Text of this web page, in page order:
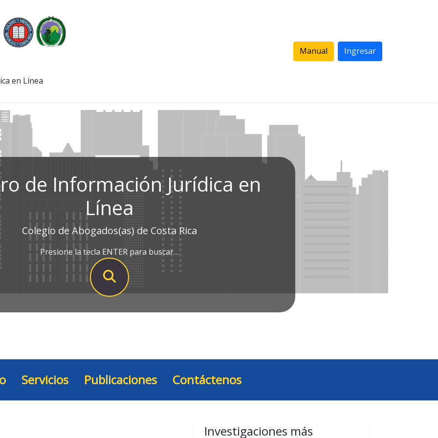
en Línea
Manual Ingresar
de Información Jurídica en
Línea
Colegio de Abogados(as) de Costa Rica
Presione la tecla ENTER para buscar…
Servicios Publicaciones Contáctenos
Investigaciones más